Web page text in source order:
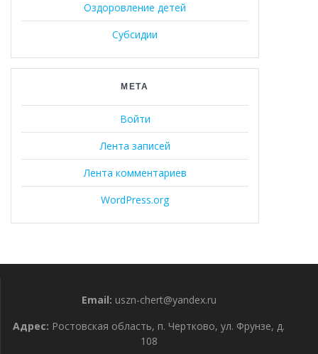
Оздоровление детей
Субсидии
МЕТА
Войти
Лента записей
Лента комментариев
WordPress.org
Email: uszn-chert@yandex.ru
Адрес: Ростовская область, п. Чертково, ул. Фрунзе, д.
108